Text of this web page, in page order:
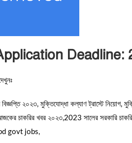
Deadline:
২০২৩, মুক্তিযোদ্ধা কল্যাণ ট্রাস্টে নিয়োগ,
চাকরির খবর ২০২৩,2023 সালের সরকারি
bd govt jobs,